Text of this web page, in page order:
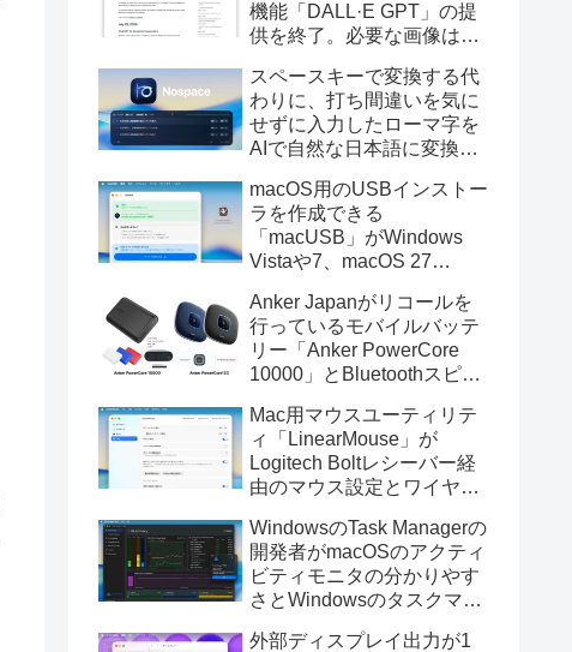
機能「DALL·E GPT」の提
供を終了。必要な画像は期
スペースキーで変換する代
わりに、打ち間違いを気に
せずに入力したローマ字を
AIで自然な日本語に変換し
力アプリ「Nospace」がリ
リース。
macOS用のUSBインストー
ラを作成できる
「macUSB」がWindows
Vistaや7、macOS 27
トーラの作成に対応。
Anker Japanがリコールを
行っているモバイルバッテ
リー「Anker PowerCore
10000」とBluetoothスピー
辺を焼損する火災が6月に3
件発生していたそうなので
注意を。
Mac用マウスユーティリテ
ィ「LinearMouse」が
Logitech Boltレシーバー経
由のマウス設定とワイヤレ
ックボールに対応。
WindowsのTask Managerの
開発者がmacOSのアクティ
ビティモニタの分かりやす
さとWindowsのタスクマネ
外部ディスプレイ出力が1